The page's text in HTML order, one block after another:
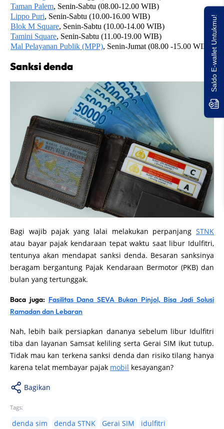
Taman Palem, Senin-Sabtu (08.00-12.00 WIB)
Lippo Puri, Senin-Sabtu (10.00-16.00 WIB)
Blok M Square, Senin-Sabtu (10.00-14.00 WIB)
Tamini Square, Senin-Sabtu (11.00-19.00 WIB)
Mal Pelayanan Publik (MPP), Senin-Jumat (08.00 -15.00 WIB)
Sanksi denda
Bagi wajib pajak yang lalai melakukan perpanjang STNK
atau bayar pajak kendaraan tepat waktu saat libur Idulfitri,
tentunya akan mendapat sanksi denda. Besaran sanksinya
beragam bergantung Pajak Kendaraan Bermotor (PKB) dan
bulan yang tertunggak.
Baca juga: Fasilitas Dana SEVA Bukan Pinjol, Bisa Jadi Solusi
Ramadan dan Lebaran
Nah, lebih baik persiapkan dananya sebelum libur Idulfitri
tiba dan layanan Samsat keliling serta Gerai SIM ikut tutup.
Tidak mau kan terkena sanksi denda dan risiko tilang hanya
karena telat membayar pajak mobil kesayangan?
Bagikan
Tags:
denda sim denda STNK Gerai SIM
idulfitri
Saldo E-wallet Untukmu!